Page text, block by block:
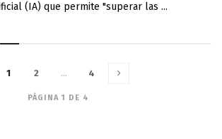
(IA) que permite "superar las ...
PÁGINA 1 DE 4
1 2 … 4